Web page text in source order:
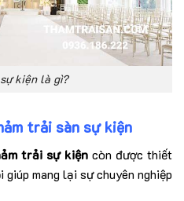
kiện là gì?
trải sàn sự kiện
trải sự kiện còn được thiết
mang lại sự chuyên nghiệp